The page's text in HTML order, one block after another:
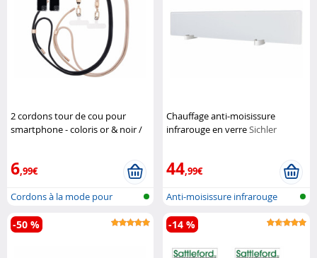
2 cordons tour de cou pour
smartphone - coloris or & noir /
6,99€
Cordons à la mode pour
accrocher un...
Chauffage anti-moisissure
infrarouge en verreSichler
44,99€
Anti-moisissure infrarouge
pour mur...
-50 % -14 %